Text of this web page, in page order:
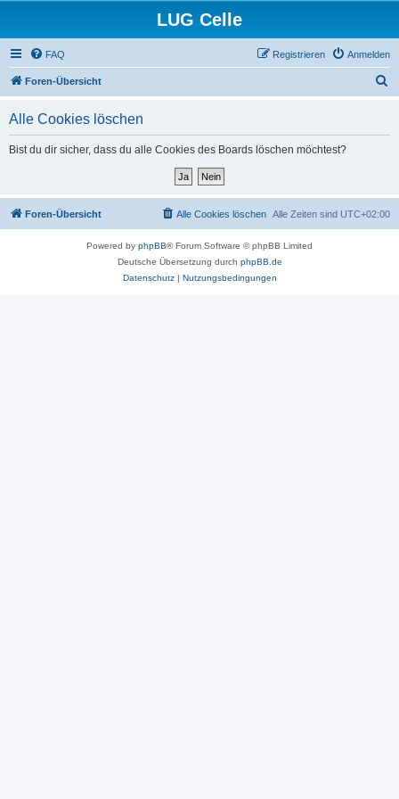
LUG Celle
FAQ Anmelden
Registrieren
Foren-Übersicht
Alle Cookies löschen
Bist du dir sicher, dass du alle Cookies des Boards löschen möchtest?
Foren-Übersicht Alle Zeiten sind UTC+02:00
Alle Cookies löschen
Powered by phpBB® Forum Software © phpBB Limited
Deutsche Übersetzung durch phpBB.de
Datenschutz| Nutzungsbedingungen